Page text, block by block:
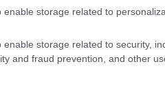
storage related to
enable storage related to security,
and fraud prevention, and other